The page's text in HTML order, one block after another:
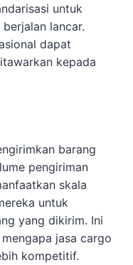
untuk
lancar.
dapat
kepada
barang
pengiriman
skala
untuk
yang dikirim. Ini
jasa cargo
kompetitif.